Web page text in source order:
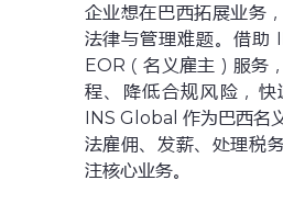
企业想在巴西拓展业务
法律与管理难题。借助
EOR（名义雇主）服务
程、降低合规风险，快
INS Global 作为巴西名
法雇佣、发薪、处理税
注核心业务。